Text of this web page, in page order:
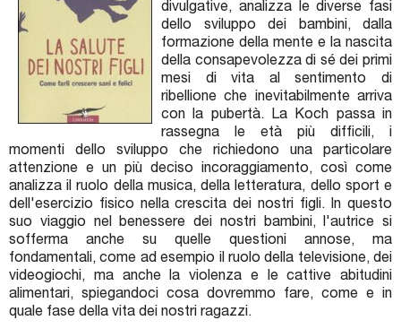
divulgative, analizza le diverse fasi
dello sviluppo dei bambini, dalla
formazione della mente e la nascita
della consapevolezza di sé dei primi
mesi di vita al sentimento di
ribellione che inevitabilmente arriva
con la pubertà. La Koch passa in
rassegna le età più difficili, i
momenti dello sviluppo che richiedono una particolare
attenzione e un più deciso incoraggiamento, così come
analizza il ruolo della musica, della letteratura, dello sport e
dell'esercizio fisico nella crescita dei nostri figli. In questo
suo viaggio nel benessere dei nostri bambini, l'autrice si
sofferma anche su quelle questioni annose, ma
fondamentali, come ad esempio il ruolo della televisione, dei
videogiochi, ma anche la violenza e le cattive abitudini
alimentari, spiegandoci cosa dovremmo fare, come e in
quale fase della vita dei nostri ragazzi.